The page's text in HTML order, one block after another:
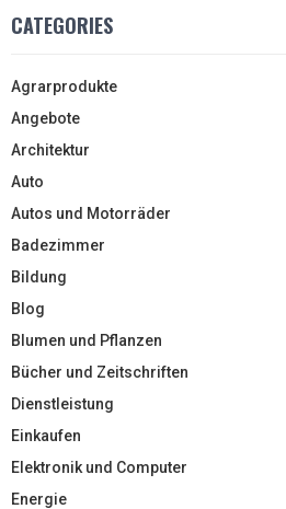
CATEGORIES
Agrarprodukte
Angebote
Architektur
Auto
Autos und Motorräder
Badezimmer
Bildung
Blog
Blumen und Pflanzen
Bücher und Zeitschriften
Dienstleistung
Einkaufen
Elektronik und Computer
Energie